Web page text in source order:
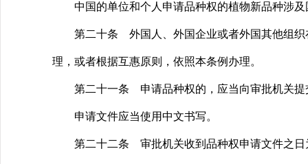
中国的单位和个人申请品种权的植物新品种涉及
第二十条 外国人、外国企业或者外国其他组织
理，或者根据互惠原则，依照本条例办理。
第二十一条 申请品种权的，应当向审批机关提
申请文件应当使用中文书写。
第二十二条 审批机关收到品种权申请文件之日